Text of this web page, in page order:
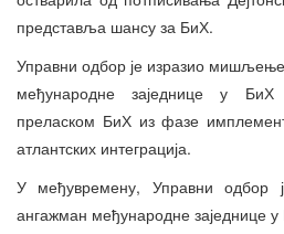
представља шансу за БиХ.
Управни одбор је изразио
међународне заједнице у
преласком БиХ из фазе
атлантских интеграција.
У међувремену, Управни одбор
ангажман међународне заједнице